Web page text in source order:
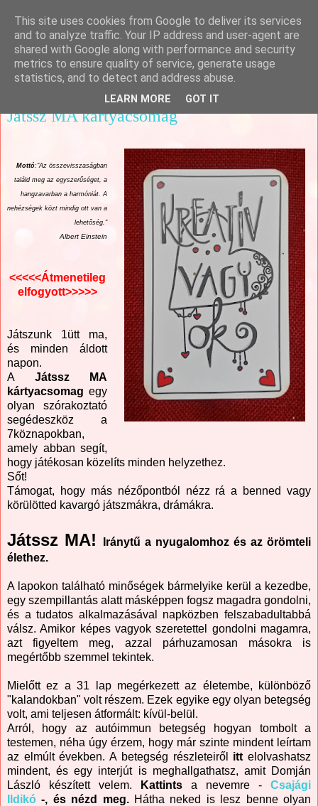
Csajági Ildikó - ÖrömKépek
Játssz MA kártyacsomag
Mottó:"Az összevisszaságban
találd meg az egyszerűséget, a
hangzavarban a harmóniát. A
nehézségek közt mindig ott van a
lehetőség."
Albert Einstein
<<<<<Átmenetileg
elfogyott>>>>>
Játszunk 1ütt ma,
és minden áldott
napon.
AJátssz MA
kártyacsomag egy
olyan szórakoztató
segédeszköz a
7köznapokban,
amely abban segít,
hogy játékosan közelíts minden helyzethez.
Sőt!
Támogat, hogy más nézőpontból nézz rá a benned vagy
körülötted kavargó játszmákra, drámákra.
Játssz MA!
Iránytű a nyugalomhoz és az örömteli
élethez.
A lapokon található minőségek bármelyike kerül a kezedbe,
egy szempillantás alatt másképpen fogsz magadra gondolni,
és a tudatos alkalmazásával napközben felszabadultabbá
válsz. Amikor képes vagyok szeretettel gondolni magamra,
azt figyeltem meg, azzal párhuzamosan másokra is
megértőbb szemmel tekintek.
Mielőtt ez a 31 lap megérkezett az életembe, különböző
"kalandokban" volt részem. Ezek egyike egy olyan betegség
volt, ami teljesen átformált: kívül-belül.
Arról, hogy az autóimmun betegség hogyan tombolt a
testemen, néha úgy érzem, hogy már szinte mindent leírtam
az elmúlt években. A betegség részleteiről itt elolvashatsz
mindent, és egy interjút is meghallgathatsz, amit Domján
László készített velem.
Kattints a nevemre - Csajági
Ildikó -, és nézd meg. Hátha neked is lesz benne olyan
This site uses cookies from Google to deliver its services
and to analyze traffic. Your IP address and user-agent are
shared with Google along with performance and security
metrics to ensure quality of service, generate usage
statistics, and to detect and address abuse.
LEARN MORE GOT IT